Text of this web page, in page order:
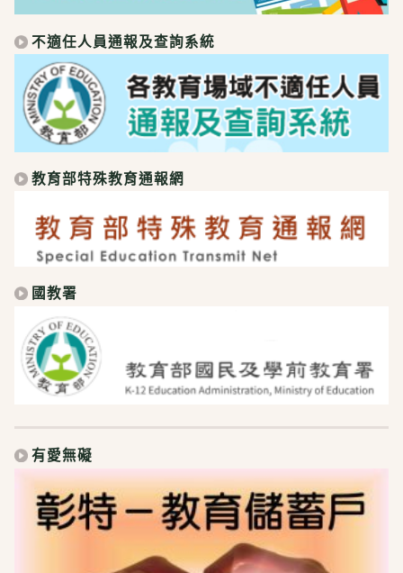
不適任人員通報及查詢系統
教育部特殊教育通報網
國教署
有愛無礙